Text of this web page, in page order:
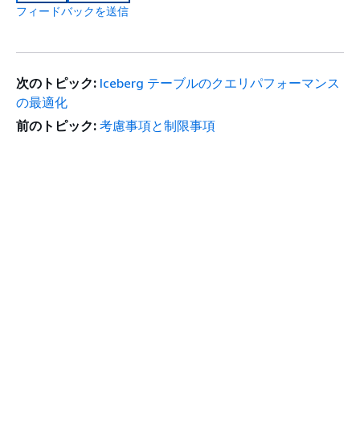
フィードバックを送信
次のトピック: Iceberg テーブルのクエリパフォーマンス
の最適化
前のトピック: 考慮事項と制限事項